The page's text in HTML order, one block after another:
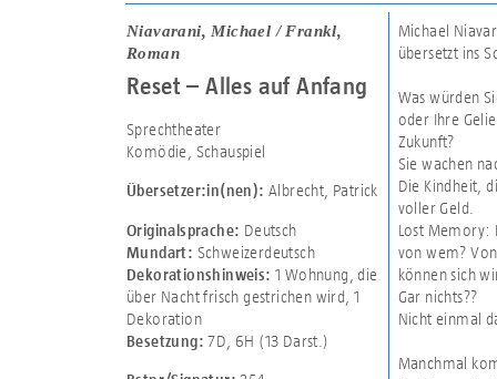
Niavarani, Michael / Frankl,
Roman
Reset – Alles auf Anfang
Sprechtheater
Komödie, Schauspiel
Übersetzer:in(nen): Albrecht, Patrick
Originalsprache: Deutsch
Mundart: Schweizerdeutsch
Dekorationshinweis: 1 Wohnung, die
über Nacht frisch gestrichen wird 1
Dekoration
Besetzung: 7D 6H (13 Darst.)
Michael
übersetzt ins
Was würden
oder Ihre
Zukunft?
Sie wachen
Die Kindheit,
voller Geld.
Lost Memory:
von wem?
können sich
Gar nichts??
Nicht einmal
Manchmal